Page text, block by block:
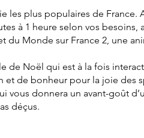
les plus populaires de France.
à 1 heure selon vos besoins,
du Monde sur France 2, une
de Noël qui est à la fois
de bonheur pour la joie des
vous donnera un avant-goût
déçus.